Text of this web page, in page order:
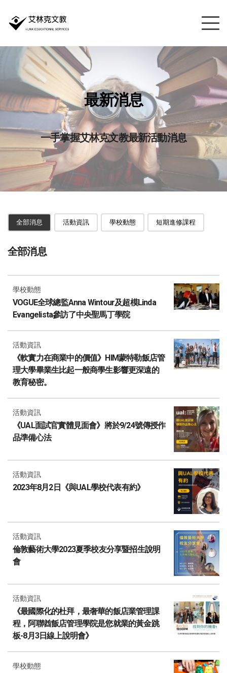
最新消息
一手掌握艾林克文教最新活動消息
全部消息 活動資訊 學校動態 短期進修課程
全部消息
學校動態
VOGUE全球總監Anna Wintour及超模Linda
Evangelista參訪了中央聖馬丁學院
活動資訊
《軟實力在商業中的價值》HIM蒙特勒飯店管
理大學畢業生比起一般商學生影響更深遠的
教育秘密。
活動資訊
《UAL面試官實體見面會》將於9/24號傳授作
品準備心法
活動資訊
2023年8月2日《與UAL學校代表有約》
活動資訊
倫敦藝術大學2023夏季校友分享暨招生說明
會
活動資訊
《最國際化的杜拜，最奢華的飯店業管理課
程，阿聯酋飯店管理學院是您就業的黃金跳
板-8月3日線上說明會》
學校動態